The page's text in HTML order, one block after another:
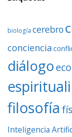
biología cerebro
conciencia
diálogo
filosofía
Inteligencia